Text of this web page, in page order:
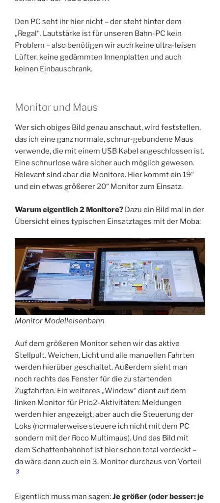
Den PC seht ihr hier nicht – der steht hinter dem
„Regal“. Lautstärke ist für unseren Bahn-PC kein
Problem – also benötigen wir auch keine ultra-leisen
Lüfter, keine gedämmten Innenplatten und auch
keinen Einbauschrank.
Monitor und Maus
Wer sich obiges Bild genau anschaut, wird feststellen,
das ich eine ganz normale, schnur-gebundene Maus
verwende, die mit einem USB Kabel angeschlossen ist.
Eine schnurlose wäre sicher auch möglich gewesen.
Relevant sind aber die Monitore. Hier kommt ein 19“
und ein etwas größerer 20“ Monitor zum Einsatz.
Warum eigentlich 2 Monitore? Dazu ein Bild mal in der
Übersicht eines typischen Einsatztages mit der Moba:
Monitor Modelleisenbahn
Auf dem größeren Monitor sehen wir das aktive
Stellpult. Weichen, Licht und alle manuellen Fahrten
werden hierüber geschaltet. Außerdem sieht man
noch rechts das Fenster für die zu startenden
Zugfahrten. Ein weiteres „Window“ dient auf dem
linken Monitor für Prio2-Aktivitäten: Meldungen
werden hier angezeigt, aber auch die Steuerung der
Loks (normalerweise steuere ich nicht mit dem PC
sondern mit der Roco Multimaus). Und das Bild mit
dem Schattenbahnhof ist hier schon total verdeckt –
da wäre dann auch ein 3. Monitor durchaus von Vorteil
3
Eigentlich muss man sagen:Je größer (oder besser: je